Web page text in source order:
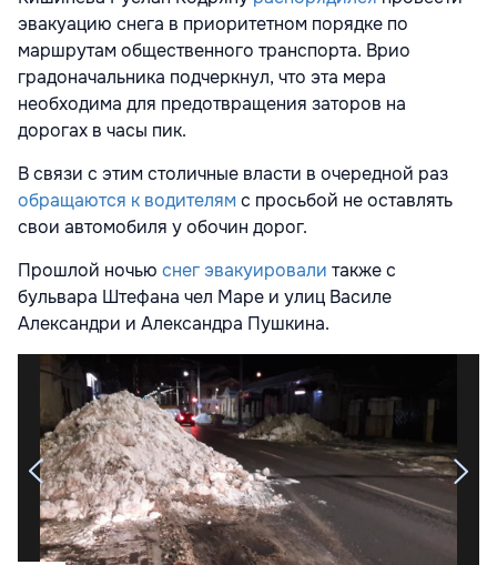
эвакуацию снега в приоритетном порядке по
маршрутам общественного транспорта. Врио
градоначальника подчеркнул, что эта мера
необходима для предотвращения заторов на
дорогах в часы пик.
В связи с этим столичные власти в очередной раз
обращаются к водителям с просьбой не оставлять
свои автомобиля у обочин дорог.
Прошлой ночью снег эвакуировали также с
бульвара Штефана чел Маре и улиц Василе
Александри и Александра Пушкина.